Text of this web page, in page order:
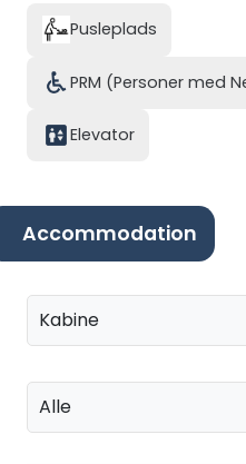
Pusleplads
PRM (Personer med
Elevator
Accommodation
Kabine
Alle